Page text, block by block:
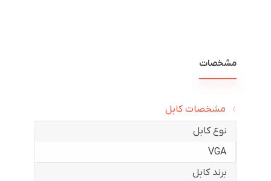
مشخصات
مشخصات کابل
نوع کابل
VGA
برند کابل